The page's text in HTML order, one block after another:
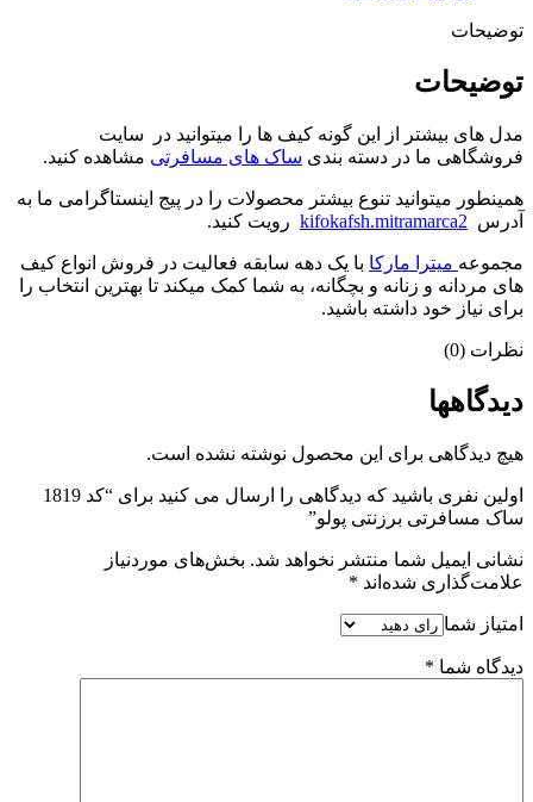
توضیحات
توضیحات
مدل های بیشتر از این گونه کیف ها را میتوانید در سایت
فروشگاهی ما در دسته بندی ساک های مسافرتی مشاهده کنید.
همینطور میتوانید تنوع بیشتر محصولات را در پیج اینستاگرامی ما به
آدرس kifokafsh.mitramarca2 رویت کنید.
مجموعه میترا مارکا با یک دهه سابقه فعالیت در فروش انواع کیف
های مردانه و زنانه و بچگانه، به شما کمک میکند تا بهترین انتخاب را
برای نیاز خود داشته باشید.
نظرات (0)
دیدگاهها
هیچ دیدگاهی برای این محصول نوشته نشده است.
اولین نفری باشید که دیدگاهی را ارسال می کنید برای “کد 1819
ساک مسافرتی برزنتی پولو”
نشانی ایمیل شما منتشر نخواهد شد. بخش‌های موردنیاز
علامت‌گذاری شده‌اند *
امتیاز شما
دیدگاه شما *